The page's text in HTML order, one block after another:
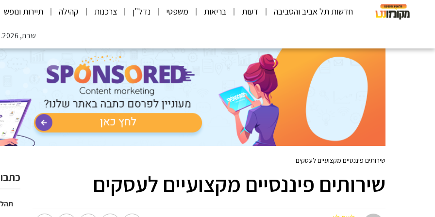
חדשות תל אביב והסביבה דעות בריאות משפטי נדל"ן צרכנות קהילה תיירות ונופש
שבת, 08.08.2026
שירותים פיננסיים מקצועיים לעסקים
שירותים פיננסיים מקצועיים לעסקים